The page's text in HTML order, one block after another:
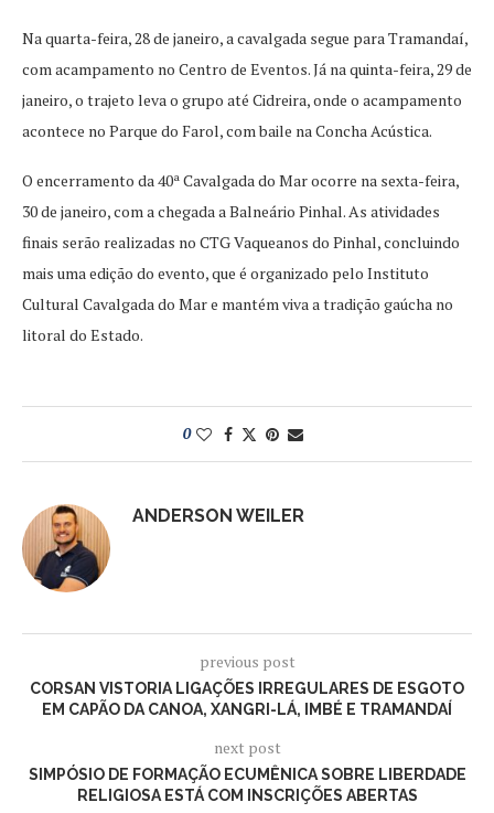
Na quarta-feira, 28 de janeiro, a cavalgada segue para Tramandaí,
com acampamento no Centro de Eventos. Já na quinta-feira, 29 de
janeiro, o trajeto leva o grupo até Cidreira, onde o acampamento
acontece no Parque do Farol, com baile na Concha Acústica.
O encerramento da 40ª Cavalgada do Mar ocorre na sexta-feira,
30 de janeiro, com a chegada a Balneário Pinhal. As atividades
finais serão realizadas no CTG Vaqueanos do Pinhal, concluindo
mais uma edição do evento, que é organizado pelo Instituto
Cultural Cavalgada do Mar e mantém viva a tradição gaúcha no
litoral do Estado.
0
ANDERSON WEILER
previous post
CORSAN VISTORIA LIGAÇÕES IRREGULARES DE ESGOTO
EM CAPÃO DA CANOA, XANGRI-LÁ, IMBÉ E TRAMANDAÍ
next post
SIMPÓSIO DE FORMAÇÃO ECUMÊNICA SOBRE LIBERDADE
RELIGIOSA ESTÁ COM INSCRIÇÕES ABERTAS